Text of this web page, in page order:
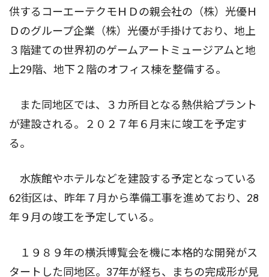
供するコーエーテクモＨＤの親会社の（株）光優Ｈ
Ｄのグループ企業（株）光優が手掛けており、地上
３階建ての世界初のゲームアートミュージアムと地
上29階、地下２階のオフィス棟を整備する。
また同地区では、３カ所目となる熱供給プラント
が建設される。２０２７年６月末に竣工を予定す
る。
水族館やホテルなどを建設する予定となっている
62街区は、昨年７月から準備工事を進めており、28
年９月の竣工を予定している。
１９８９年の横浜博覧会を機に本格的な開発がス
タートした同地区。37年が経ち、まちの完成形が見